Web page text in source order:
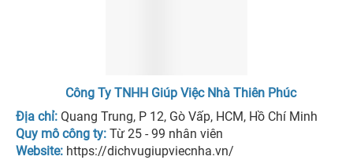
Công Ty TNHH Giúp Việc Nhà Thiên Phúc
Địa chỉ: Quang Trung, P 12, Gò Vấp, HCM, Hồ Chí Minh
Quy mô công ty: Từ 25 - 99 nhân viên
Website: https://dichvugiupviecnha.vn/